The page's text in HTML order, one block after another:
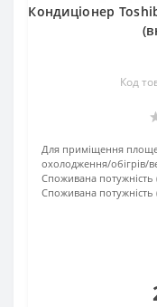
Кондиціонер
Код
Для приміщення
охолодження/обігрів/
Споживана потужність
Споживана потужність